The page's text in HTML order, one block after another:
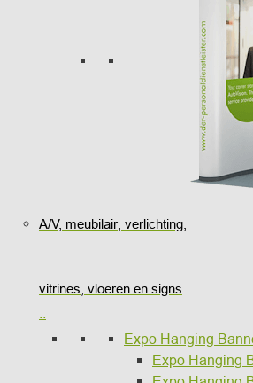
A/V, meubilair, verlichting,
vitrines, vloeren en signs
Expo Hanging
Expo Hanging